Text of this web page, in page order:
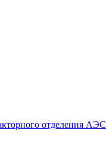
отделения АЭС